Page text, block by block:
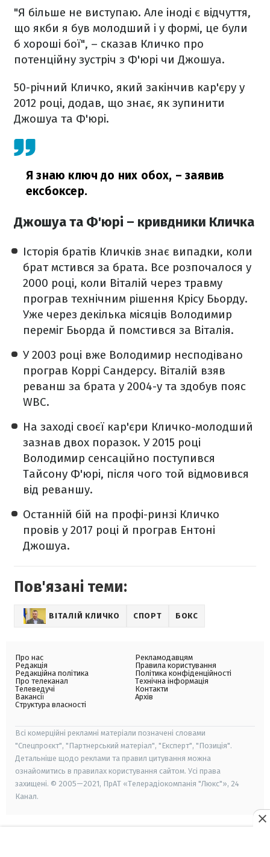
"Я більше не виступаю. Але іноді є відчуття,
що якби я був молодший і у формі, це були
б хороші бої", – сказав Кличко про
потенційну зустріч з Ф'юрі чи Джошуа.
50-річний Кличко, який закінчив кар'єру у
2012 році, додав, що знає, як зупинити
Джошуа та Ф'юрі.
Я знаю ключ до них обох, – заявив
ексбоксер.
Джошуа та Ф'юрі – кривдники Кличка
Історія братів Кличків знає випадки, коли
брат мстився за брата. Все розпочалося у
2000 році, коли Віталій через травму
програв технічним рішення Крісу Бьорду.
Уже через декілька місяців Володимир
переміг Бьорда й помстився за Віталія.
У 2003 році вже Володимир несподівано
програв Коррі Сандерсу. Віталій взяв
реванш за брата у 2004-у та здобув пояс
WBC.
На заході своєї кар'єри Кличко-молодший
зазнав двох поразок. У 2015 році
Володимир сенсаційно поступився
Тайсону Ф'юрі, після чого той відмовився
від реваншу.
Останній бій на профі-ринзі Кличко
провів у 2017 році й програв Ентоні
Джошуа.
Пов'язані теми:
ВІТАЛІЙ КЛИЧКО СПОРТ БОКС
Про нас
Редакція
Редакційна політика
Про телеканал
Телеведучі
Вакансії
Структура власності
Рекламодавцям
Правила користування
Політика конфіденційності
Технічна інформація
Контакти
Архів
Всі комерційні рекламні матеріали позначені словами
"Спецпроєкт", "Партнерський матеріал", "Експерт", "Позиція".
Детальніше щодо реклами та правил цитування можна
ознайомитись в правилах користування сайтом. Усі права
захищені. © 2005—2021, ПрАТ «Телерадіокомпанія "Люкс"», 24
Канал.